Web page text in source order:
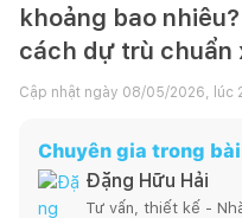
khoảng bao
cách dự trù chuẩn
Cập nhật ngày 08/05/2026, lúc
Chuyên gia trong
Đặng Hữu Hải
Tư vấn, thiết kế -